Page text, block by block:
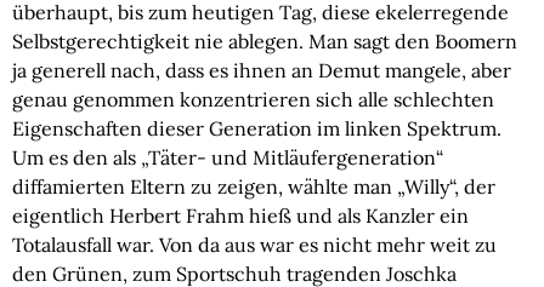
überhaupt, bis zum heutigen Tag, diese ekelerregende
Selbstgerechtigkeit nie ablegen. Man sagt den Boomern
ja generell nach, dass es ihnen an Demut mangele, aber
genau genommen konzentrieren sich alle schlechten
Eigenschaften dieser Generation im linken Spektrum.
Um es den als „Täter- und Mitläufergeneration“
diffamierten Eltern zu zeigen, wählte man „Willy“, der
eigentlich Herbert Frahm hieß und als Kanzler ein
Totalausfall war. Von da aus war es nicht mehr weit zu
den Grünen, zum Sportschuh tragenden Joschka